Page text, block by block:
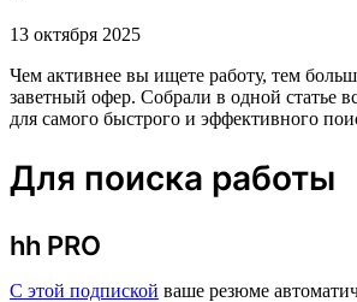
13 октября 2025
Чем активнее вы ищете работу, тем
заветный офер. Собрали в одной статье
для самого быстрого и эффективного
Для поиска работы
hh PRO
С этой подпиской ваше резюме